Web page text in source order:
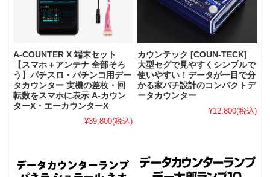
A-COUNTER X 端末セット
【スマホ＋アンテナ 全部そろ
う】パチスロ・パチンコ用デー
タカウンター 実機の差枚・回
転数をスマホに表示 A-カウン
ターX・エーカウンターX
¥39,800(税込)
カウンテック [COUN-TECK]
大型セグで見やすくシンプルで
使いやすい！データが一目で分
かる家パチ設計のコンパクトデ
ータカウンター
¥12,800(税込)